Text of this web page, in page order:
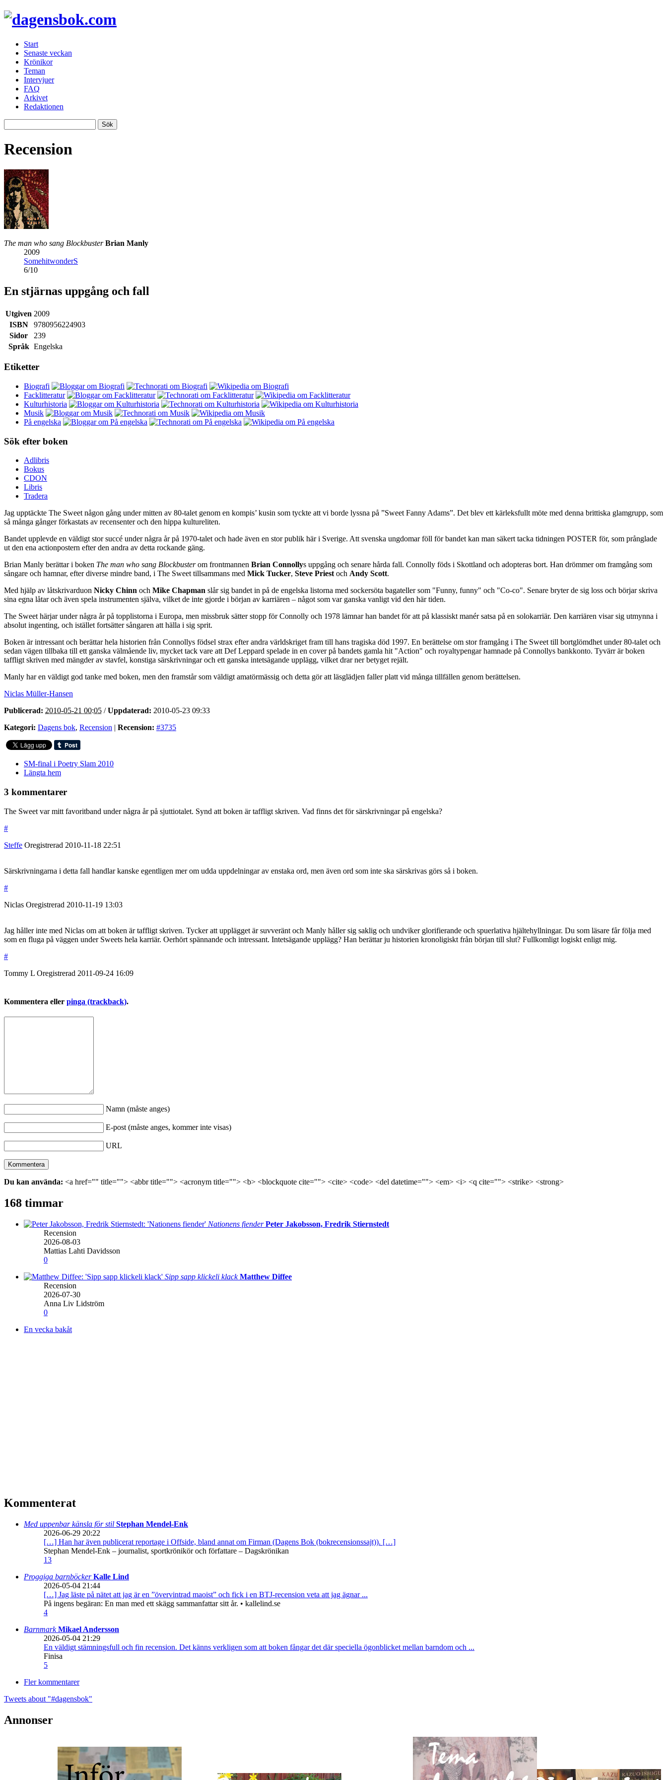
Start
Senaste veckan
Krönikor
Teman
Intervjuer
FAQ
Arkivet
Redaktionen
Recension
The man who sang Blockbuster Brian Manly
2009
SomehitwonderS
6/10
En stjärnas uppgång och fall
Utgiven 2009
ISBN
9780956224903
Sidor
239
Språk Engelska
Etiketter
Biografi
Facklitteratur
Kulturhistoria
Musik
På engelska
Sök efter boken
Adlibris
Bokus
CDON
Libris
Tradera
Jag upptäckte The Sweet någon gång under mitten av 80-talet genom en kompis’ kusin som tyckte att vi borde lyssna på ”Sweet Fanny Adams”. Det blev ett kärleksfullt möte med denna brittiska glamgrupp, som
så många gånger förkastats av recensenter och den hippa kultureliten.
Bandet upplevde en väldigt stor succé under några år på 1970-talet och hade även en stor publik här i Sverige. Att svenska ungdomar föll för bandet kan man säkert tacka tidningen POSTER för, som prånglade
ut den ena actionpostern efter den andra av detta rockande gäng.
Brian Manly berättar i boken The man who sang Blockbusterom frontmannen Brian Connollys uppgång och senare hårda fall. Connolly föds i Skottland och adopteras bort. Han drömmer om framgång som
sångare och hamnar, efter diverse mindre band, i The Sweet tillsammans med Mick Tucker, Steve Priestoch Andy Scott.
Med hjälp av låtskrivarduon Nicky Chinn och Mike Chapman slår sig bandet in på de engelska listorna med sockersöta bagateller som "Funny, funny" och "Co-co". Senare bryter de sig loss och börjar skriva
sina egna låtar och även spela instrumenten själva, vilket de inte gjorde i början av karriären – något som var ganska vanligt vid den här tiden.
The Sweet härjar under några år på topplistorna i Europa, men missbruk sätter stopp för Connolly och 1978 lämnar han bandet för att på klassiskt manér satsa på en solokarriär. Den karriären visar sig utmynna i
absolut ingenting, och istället fortsätter sångaren att hälla i sig sprit.
Boken är intressant och berättar hela historien från Connollys födsel strax efter andra världskriget fram till hans tragiska död 1997. En berättelse om stor framgång i The Sweet till bortglömdhet under 80-talet och
sedan vägen tillbaka till ett ganska välmående liv, mycket tack vare att Def Leppard spelade in en cover på bandets gamla hit "Action" och royaltypengar hamnade på Connollys bankkonto. Tyvärr är boken
taffligt skriven med mängder av stavfel, konstiga särskrivningar och ett ganska intetsägande upplägg, vilket drar ner betyget rejält.
Manly har en väldigt god tanke med boken, men den framstår som väldigt amatörmässig och detta gör att läsglädjen faller platt vid många tillfällen genom berättelsen.
Niclas Müller-Hansen
Publicerad: 2010-05-21 00:05 /Uppdaterad: 2010-05-23 09:33
Kategori: Dagens bok, Recension | Recension: #3735
SM-final i Poetry Slam 2010
Längta hem
3 kommentarer
The Sweet var mitt favoritband under några år på sjuttiotalet. Synd att boken är taffligt skriven. Vad finns det för särskrivningar på engelska?
#
Steffe Oregistrerad 2010-11-18 22:51
Särskrivningarna i detta fall handlar kanske egentligen mer om udda uppdelningar av enstaka ord, men även ord som inte ska särskrivas görs så i boken.
#
Niclas Oregistrerad 2010-11-19 13:03
Jag håller inte med Niclas om att boken är taffligt skriven. Tycker att upplägget är suvveränt och Manly håller sig saklig och undviker glorifierande och spuerlativa hjältehyllningar. Du som läsare får följa med
som en fluga på väggen under Sweets hela karriär. Oerhört spännande och intressant. Intetsägande upplägg? Han berättar ju historien kronoligiskt från början till slut? Fullkomligt logiskt enligt mig.
#
Tommy L Oregistrerad 2011-09-24 16:09
Kommentera eller pinga (trackback).
Namn (måste anges)
E-post (måste anges, kommer inte visas)
URL
Du kan använda: <a href="" title=""> <abbr title=""> <acronym title=""> <b> <blockquote cite=""> <cite> <code> <del datetime=""> <em> <i> <q cite=""> <strike> <strong>
168 timmar
Nationens fiender Peter Jakobsson, Fredrik Stiernstedt
Recension
2026-08-03
Mattias Lahti Davidsson
0
Sipp sapp klickeli klack Matthew Diffee
Recension
2026-07-30
Anna Liv Lidström
0
En vecka bakåt
Kommenterat
Med uppenbar känsla för stil Stephan Mendel-Enk
2026-06-29 20:22
[…] Han har även publicerat reportage i Offside, bland annat om Firman (Dagens Bok (bokrecensionssajt)). […]
Stephan Mendel-Enk – journalist, sportkrönikör och författare – Dagskrönikan
13
Proggiga barnböckerKalle Lind
2026-05-04 21:44
[…] Jag läste på nätet att jag är en ”övervintrad maoist” och fick i en BTJ-recension veta att jag ägnar ...
På ingens begäran: En man med ett skägg sammanfattar sitt år. • kallelind.se
4
BarnmarkMikael Andersson
2026-05-04 21:29
En väldigt stämningsfull och fin recension. Det känns verkligen som att boken fångar det där speciella ögonblicket mellan barndom och ...
Finisa
5
Fler kommentarer
Tweets about "#dagensbok"
Annonser